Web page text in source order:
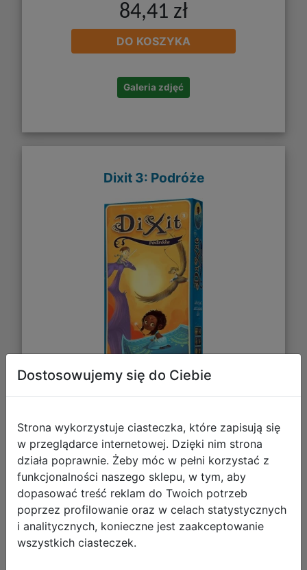
84,41 zł
DO KOSZYKA
Galeria zdjęć
Dixit 3: Podróże
84,41 zł
DO KOSZYKA
Galeria zdjęć
Dostosowujemy się do Ciebie
Strona wykorzystuje ciasteczka, które zapisują się
w przeglądarce internetowej. Dzięki nim strona
działa poprawnie. Żeby móc w pełni korzystać z
funkcjonalności naszego sklepu, w tym, aby
dopasować treść reklam do Twoich potrzeb
poprzez profilowanie oraz w celach statystycznych
i analitycznych, konieczne jest zaakceptowanie
wszystkich ciasteczek.